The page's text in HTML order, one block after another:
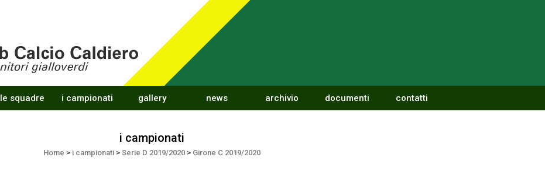
le squadre i campionati gallery news archivio documenti contatti
i campionati
Home > i campionati> Serie D 2019/2020> Girone C 2019/2020